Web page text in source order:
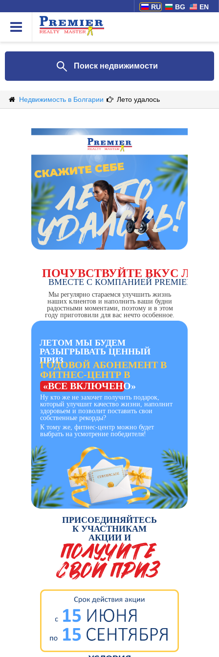
RU BG EN
Поиск недвижимости
Недвижимость в Болгарии Лето удалось
ПОЧУВСТВУЙТЕ ВКУС ЛЕТА
ВМЕСТЕ С КОМПАНИЕЙ PREMIER
Мы регулярно стараемся улучшить жизнь
наших клиентов и наполнить ваши будни
радостными моментами, поэтому и в этом
году приготовили для вас нечто особенное.
ЛЕТОМ МЫ БУДЕМ
РАЗЫГРЫВАТЬ ЦЕННЫЙ
ПРИЗ
ГОДОВОЙ АБОНЕМЕНТ В
ФИТНЕС-ЦЕНТР В
ФОРМАТЕ
«ВСЕ ВКЛЮЧЕНО»
Ну кто же не захочет получить подарок,
который улучшит качество жизни, наполнит
здоровьем и позволит поставить свои
собственные рекорды?
К тому же, фитнес-центр можно будет
выбрать на усмотрение победителя!
ПРИСОЕДИНЯЙТЕСЬ
К УЧАСТНИКАМ
АКЦИИ И